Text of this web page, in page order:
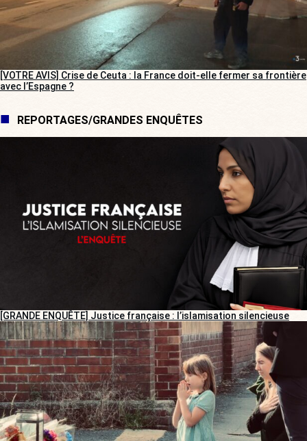
[VOTRE AVIS] Crise de Ceuta : la France doit-elle fermer sa frontière
avec l’Espagne ?
REPORTAGES/GRANDES ENQUÊTES
[GRANDE ENQUÊTE] Justice française : l’islamisation silencieuse